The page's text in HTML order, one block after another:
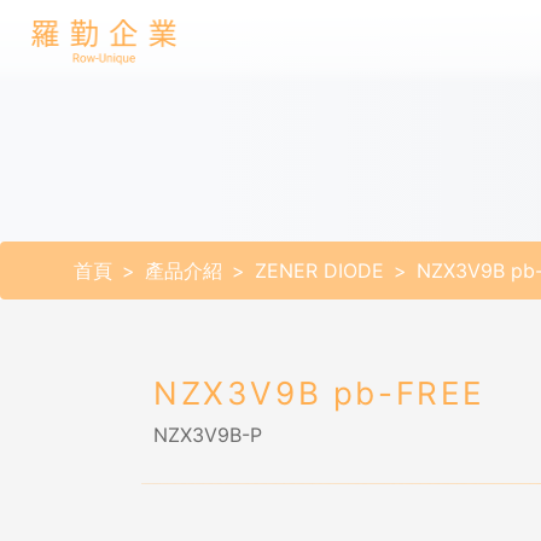
首頁 產品介紹 ZENER DIODE NZX3V9B
NZX3V9B pb-FREE
NZX3V9B-P